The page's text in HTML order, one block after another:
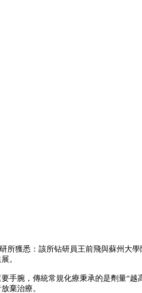
所獲悉：該所钻研員王前飛與蘇州大
。
手腕，傳統常規化療秉承的是劑量“
棄治療。